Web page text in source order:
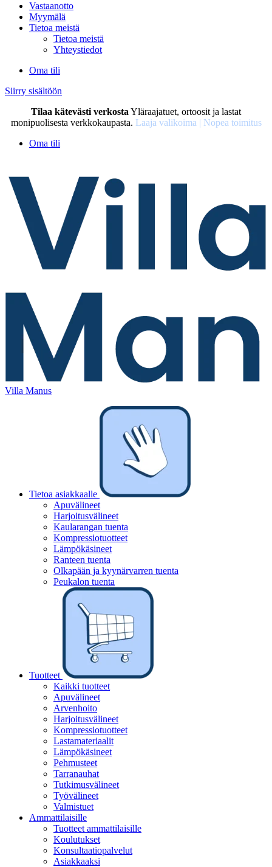
Vastaanotto
Myymälä
Tietoa meistä
Tietoa meistä
Yhteystiedot
Oma tili
Siirry sisältöön
Tilaa kätevästi verkosta Yläraajatuet, ortoosit ja lastat
monipuolisesta verkkokaupasta. Laaja valikoima | Nopea toimitus
Oma tili
Villa Manus
Tietoa asiakkaalle
Apuvälineet
Harjoitusvälineet
Kaularangan tuenta
Kompressiotuotteet
Lämpökäsineet
Ranteen tuenta
Olkapään ja kyynärvarren tuenta
Peukalon tuenta
Tuotteet
Kaikki tuotteet
Apuvälineet
Arvenhoito
Harjoitusvälineet
Kompressiotuotteet
Lastamateriaalit
Lämpökäsineet
Pehmusteet
Tarranauhat
Tutkimusvälineet
Työvälineet
Valmistuet
Ammattilaisille
Tuotteet ammattilaisille
Koulutukset
Konsultaatiopalvelut
Asiakkaaksi